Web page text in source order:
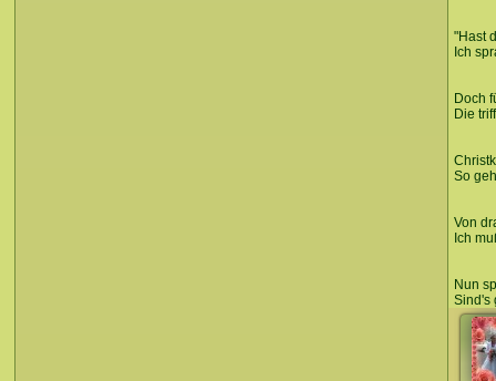
"Hast
Ich
Doch
Die
So
Von
Ich
Nun
Sind's